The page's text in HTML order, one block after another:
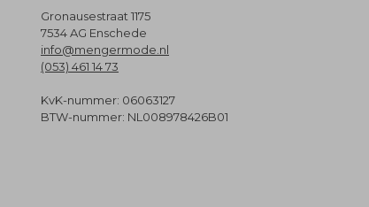
Gronausestraat 1175
7534 AG Enschede
info@mengermode.nl
(053) 461 14 73
KvK-nummer: 06063127
BTW-nummer: NL008978426B01